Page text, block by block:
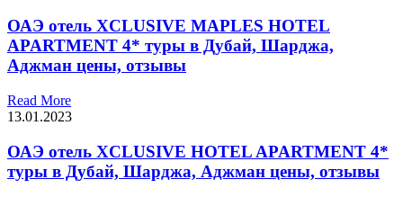
ОАЭ отель XCLUSIVE MAPLES HOTEL
APARTMENT 4* туры в Дубай, Шарджа,
Аджман цены, отзывы
Read More
13.01.2023
ОАЭ отель XCLUSIVE HOTEL APARTMENT 4*
туры в Дубай, Шарджа, Аджман цены, отзывы